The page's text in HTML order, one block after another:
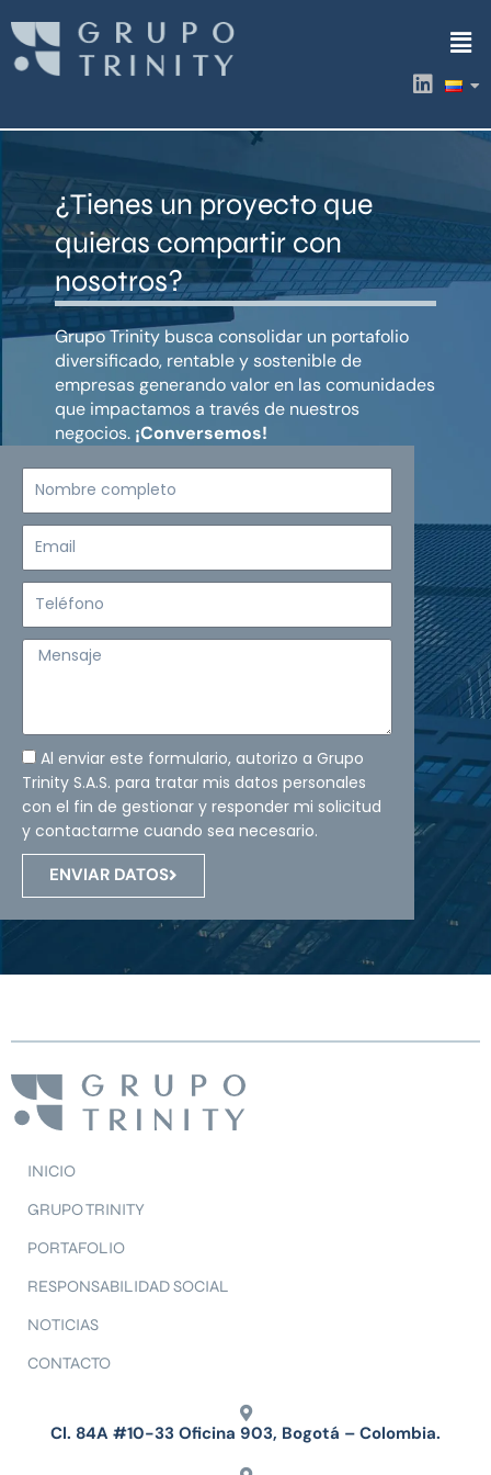
contenido
L
i
k
i
¿Tienes un proyecto que
quieras compartir con
nosotros?
Grupo Trinity busca consolidar un portafolio
diversificado, rentable y sostenible de
empresas generando valor en las comunidades
que impactamos a través de nuestros
negocios. ¡Conversemos!
Mensaje
Al enviar este formulario, autorizo a Grupo
Trinity S.A.S. para tratar mis datos personales
con el fin de gestionar y responder mi solicitud
y contactarme cuando sea necesario.
ENVIAR DATOS
INICIO
GRUPO TRINITY
PORTAFOLIO
RESPONSABILIDAD SOCIAL
NOTICIAS
CONTACTO
Cl. 84A #10-33 Oficina 903, Bogotá – Colombia.